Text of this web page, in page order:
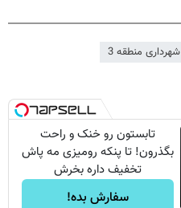
شهرداری منطقه 3
تابستون رو خنک و راحت
بگذرون! تا پنکه رومیزی مه پاش
تخفیف داره بخرش
سفارش بده!